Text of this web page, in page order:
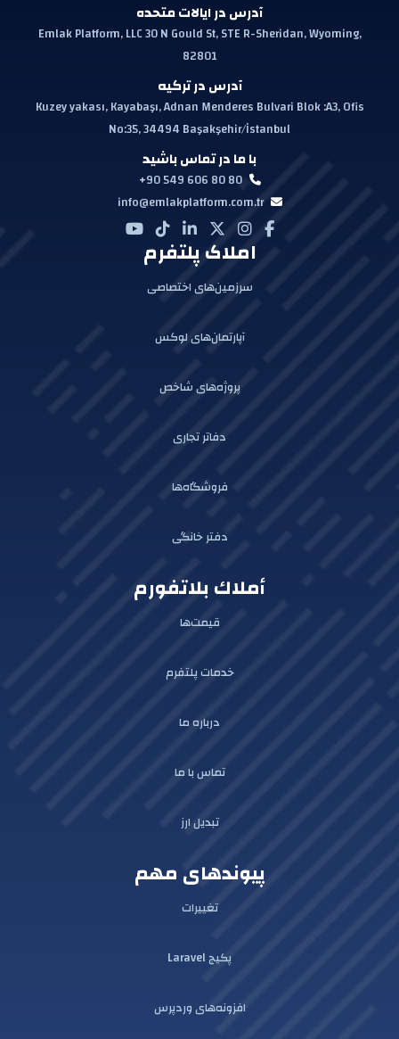
آدرس در ایالات متحده
Emlak Platform, LLC 30 N Gould St, STE R-Sheridan, Wyoming,
82801
آدرس در ترکیه
Kuzey yakası, Kayabaşı, Adnan Menderes Bulvari Blok :A3, Ofis
No:35, 34494 Başakşehir/İstanbul
با ما در تماس باشید
+90 549 606 80 80
info@emlakplatform.com.tr
املاک پلتفرم
سرزمین‌های اختصاصی
آپارتمان‌های لوکس
پروژه‌های شاخص
دفاتر تجاری
فروشگاه‌ها
دفتر خانگی
أملاك بلاتفورم
قیمت‌ها
خدمات پلتفرم
درباره ما
تماس با ما
تبدیل ارز
پیوندهای مهم
تغییرات
پکیج Laravel
افزونه‌های وردپرس